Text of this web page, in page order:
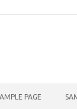
PAGE